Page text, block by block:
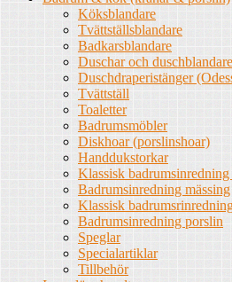
Köksblandare
Tvättställsblandare
Badkarsblandare
Duschar och duschblandare
Duschdraperistänger
Tvättställ
Toaletter
Badrumsmöbler
Diskhoar (porslinshoar)
Handdukstorkar
Klassisk
Badrumsinredning mässing
Klassisk
Badrumsinredning porslin
Speglar
Specialartiklar
Tillbehör